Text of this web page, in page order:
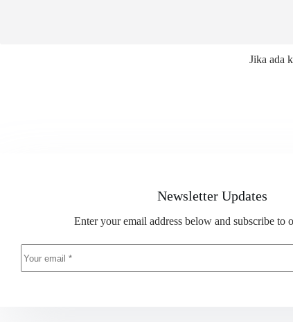
Jika ada
Newsletter Updates
Enter your email address below and subscribe to